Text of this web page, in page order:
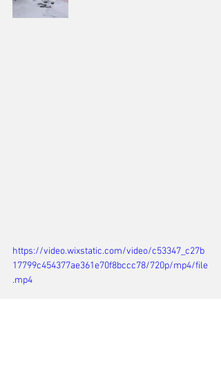
https://video.wixstatic.com/video/c53347_c27b
17799c454377ae361e70f8bccc78/720p/mp4/file
.mp4